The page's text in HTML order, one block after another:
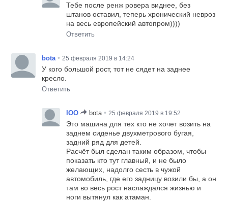
Тебе после ренж ровера виднее, без
штанов оставил, теперь хронический невроз
на весь европейский автопром))))
Ответить
bota • 25 февраля 2019 в 14:24
У кого большой рост, тот не сядет на заднее
кресло.
Ответить
IOO bota • 25 февраля 2019 в 19:52
Это машина для тех кто не хочет возить на
заднем сиденье двухметрового бугая,
задний ряд для детей.
Расчёт был сделан таким образом, чтобы
показать кто тут главный, и не было
желающих, надолго сесть в чужой
автомобиль, где его задницу возили бы, а он
там во весь рост наслаждался жизнью и
ноги вытянул как атаман.